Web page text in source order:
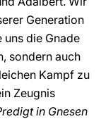
Generation
uns die Gnade
sondern auch
Kampf zu
Zeugnis
in Gnesen